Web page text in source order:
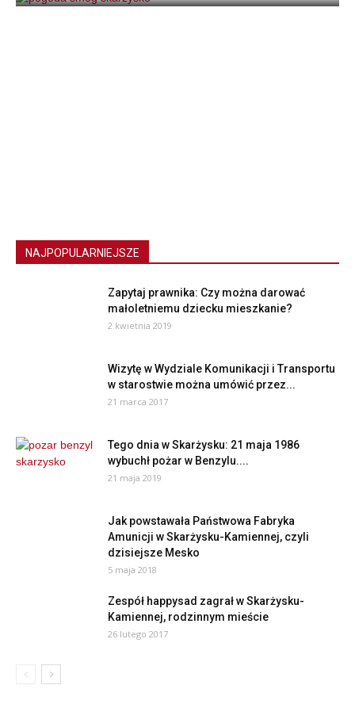
NAJPOPULARNIEJSZE
Zapytaj prawnika: Czy można darować
małoletniemu dziecku mieszkanie?
2 kwietnia 2019
Wizytę w Wydziale Komunikacji i Transportu
w starostwie można umówić przez...
21 marca 2017
Tego dnia w Skarżysku: 21 maja 1986
wybuchł pożar w Benzylu....
21 maja 2019
Jak powstawała Państwowa Fabryka
Amunicji w Skarżysku-Kamiennej, czyli
dzisiejsze Mesko
5 maja 2018
Zespół happysad zagrał w Skarżysku-
Kamiennej, rodzinnym mieście
26 lutego 2017